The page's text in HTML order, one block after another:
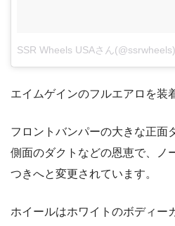
SSR Wheels USAさん
エイムゲインのフルエアロを装
フロントバンパーの大きな正面
側面のダクトなどの恩恵で、ノ
つきへと変更されています。
ホイールはホワイトのボディー